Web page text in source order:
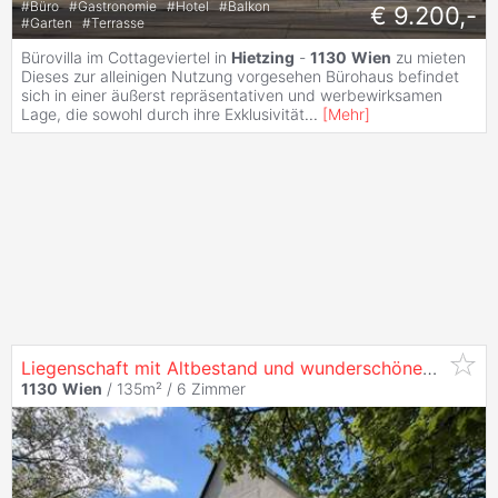
#Büro #Gastronomie #Hotel #Balkon
#Garten #Terrasse € 9.200,-
Bürovilla im Cottageviertel in Hietzing - 1130 Wien zu mieten
Dieses zur alleinigen Nutzung vorgesehen Bürohaus befindet
sich in einer äußerst repräsentativen und werbewirksamen
Lage, die sowohl durch ihre Exklusivität... [Mehr]
Liegenschaft mit Altbestand und wunderschönen Fernblick in
1130 Wien / 135m² / 6 Zimmer